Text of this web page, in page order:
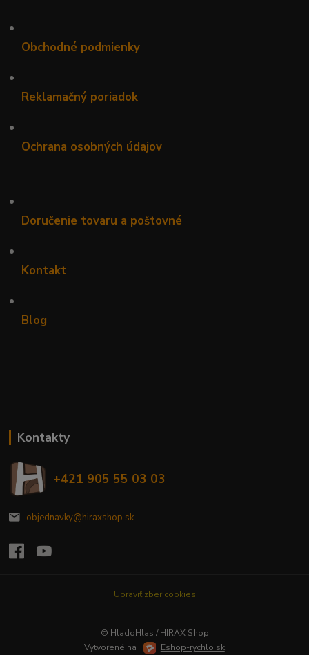
•
Obchodné podmienky
•
Reklamačný poriadok
•
Ochrana osobných údajov
•
Doručenie tovaru a poštovné
•
Kontakt
•
Blog
Kontakty
+421 905 55 03 03
objednavky@hiraxshop.sk
Upraviť zber cookies
© HladoHlas / HIRAX Shop
Vytvorené na
Eshop-rychlo.sk